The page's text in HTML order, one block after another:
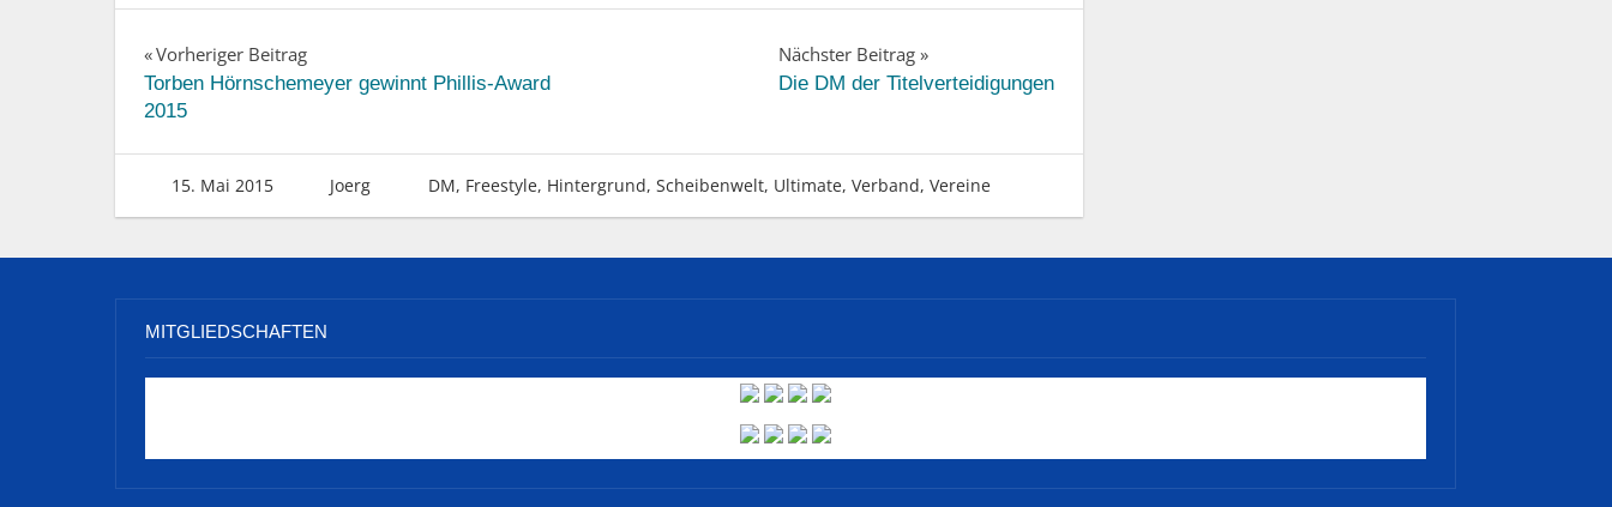
Beitragsnavigation
Vorheriger Beitrag
Torben Hörnschemeyer gewinnt Phillis-Award
2015
Nächster Beitrag
Die DM der Titelverteidigungen
15. Mai 2015 Joerg DM, Freestyle, Hintergrund, Scheibenwelt, Ultimate, Verband, Vereine
MITGLIEDSCHAFTEN